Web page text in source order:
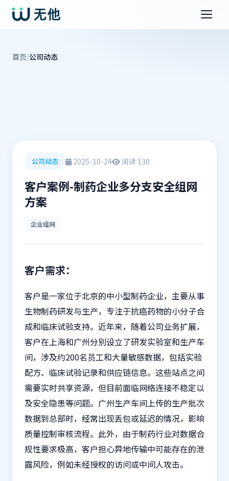
首页/公司动态
公司动态 2025-10-24 阅读 130
客户案例-制药企业多分支安全组网
方案
企业组网
客户需求：
客户是一家位于北京的中小型制药企业，主要从事
生物制药研发与生产，专注于抗癌药物的小分子合
成和临床试验支持。近年来，随着公司业务扩展，
客户在上海和广州分别设立了研发实验室和生产车
间，涉及约200名员工和大量敏感数据，包括实验
配方、临床试验记录和供应链信息。这些站点之间
需要实时共享资源，但目前面临网络连接不稳定以
及安全隐患等问题。广州生产车间上传的生产批次
数据到总部时，经常出现丢包或延迟的情况，影响
质量控制审核流程。此外，由于制药行业对数据合
规性要求极高，客户担心异地传输中可能存在的泄
露风险，例如未经授权的访问或中间人攻击。